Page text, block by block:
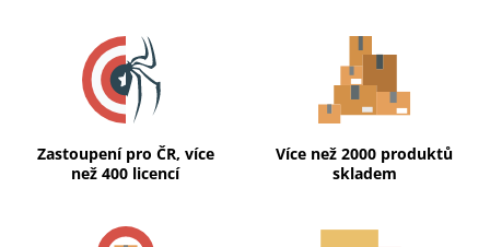
Zastoupení pro ČR, více
než 400 licencí
Více než 2000 produktů
skladem